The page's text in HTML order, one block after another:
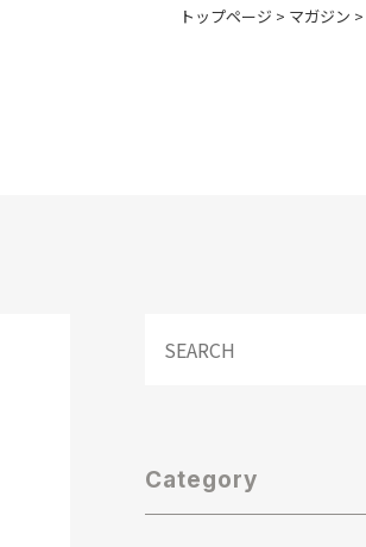
トップページ > マガジン >
Category